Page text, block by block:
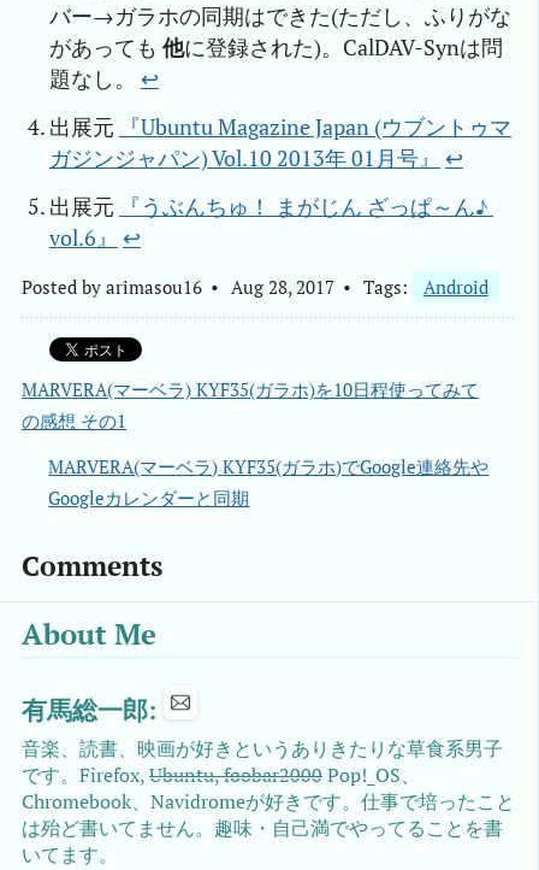
バー→ガラホの同期はできた(ただし、ふりがな
があっても 他に登録された)。CalDAV-Synは問
題なし。 ↩︎
出展元
『Ubuntu Magazine Japan (ウブントゥマ
ガジンジャパン) Vol.10 2013年 01月号』
↩︎
出展元
『うぶんちゅ！ まがじん ざっぱ～ん♪
vol.6』
↩︎
Posted by arimasou16 Aug 28, 2017 Tags: Android
MARVERA(マーベラ) KYF35(ガラホ)を10日程使ってみて
の感想 その1
MARVERA(マーベラ) KYF35(ガラホ)でGoogle連絡先や
Googleカレンダーと同期
Comments
About Me
有馬総一郎:
音楽、読書、映画が好きというありきたりな草食系男子
です。Firefox,Ubuntu, foobar2000Pop!_OS、
Chromebook、Navidromeが好きです。仕事で培ったこと
は殆ど書いてません。趣味・自己満でやってることを書
いてます。